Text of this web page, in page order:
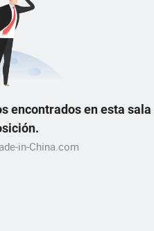
encontrados en esta sala
in-China.com